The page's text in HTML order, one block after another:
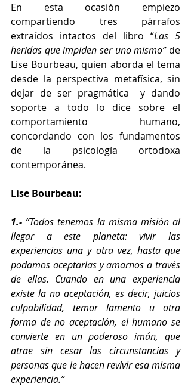
En esta ocasión empiezo
compartiendo tres párrafos
extraídos intactos del libro “Las 5
heridas que impiden ser uno mismo” de
Lise Bourbeau, quien aborda el tema
desde la perspectiva metafísica, sin
dejar de ser pragmática  y dando
soporte a todo lo dice sobre el
comportamiento humano,
concordando con los fundamentos
de la psicología ortodoxa
contemporánea.
Lise Bourbeau:
1.- “Todos tenemos la misma misión al
llegar a este planeta: vivir las
experiencias una y otra vez, hasta que
podamos aceptarlas y amarnos a través
de ellas. Cuando en una experiencia
existe la no aceptación, es decir, juicios
culpabilidad, temor lamento u otra
forma de no aceptación, el humano se
convierte en un poderoso imán, que
atrae sin cesar las circunstancias y
personas que le hacen revivir esa misma
experiencia.”